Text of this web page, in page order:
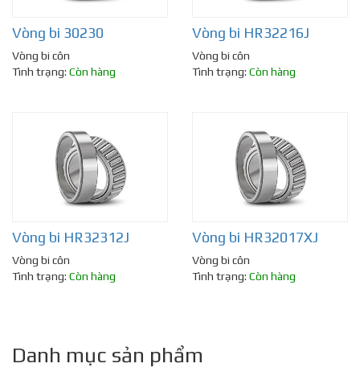
Vòng bi 30230
Vòng bi côn
Tình trạng: Còn hàng
Vòng bi HR32216J
Vòng bi côn
Tình trạng: Còn hàng
Vòng bi HR32312J
Vòng bi côn
Tình trạng: Còn hàng
Vòng bi HR32017XJ
Vòng bi côn
Tình trạng: Còn hàng
Danh mục sản phẩm